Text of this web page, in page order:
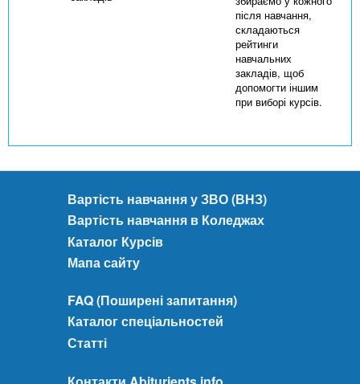
після навчання,
складаються
рейтинги
навчальних
закладів, щоб
допомогти іншим
при виборі курсів.
Вартість навчання у ЗВО (ВНЗ)
Вартість навчання в Коледжах
Каталог Курсів
Мапа сайту
FAQ (Поширені запитання)
Каталог спеціальностей
Статті